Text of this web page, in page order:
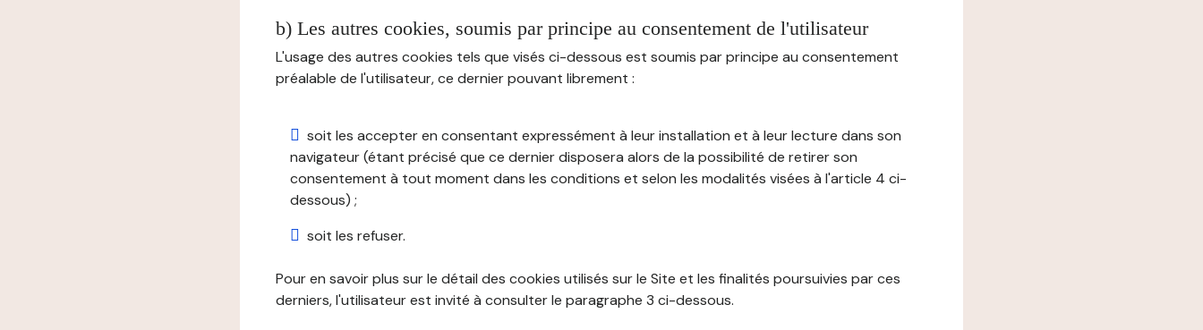
b) Les autres cookies, soumis par principe au consentement de l'utilisateur
L'usage des autres cookies tels que visés ci-dessous est soumis par principe au consentement
préalable de l'utilisateur, ce dernier pouvant librement :
soit les accepter en consentant expressément à leur installation et à leur lecture dans son
navigateur (étant précisé que ce dernier disposera alors de la possibilité de retirer son
consentement à tout moment dans les conditions et selon les modalités visées à l'article 4 ci-
dessous) ;
soit les refuser.
Pour en savoir plus sur le détail des cookies utilisés sur le Site et les finalités poursuivies par ces
derniers, l'utilisateur est invité à consulter le paragraphe 3 ci-dessous.